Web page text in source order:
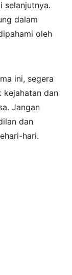
selanjutnya.
dalam
oleh
ini, segera
kejahatan dan
Jangan
dan
hari.